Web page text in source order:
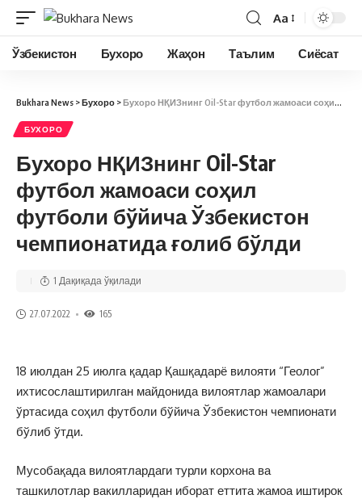
Aa
Ўзбекистон Бухоро Жаҳон Таълим Сиёсат
Bukhara News >Бухоро >Бухоро НҚИЗнинг Oil-Star футбол жамоаси соҳил футболи бўйича Ўзбекистон чемпионатида ғолиб бўлди
БУХОРО
Бухоро НҚИЗнинг Oil-Star
футбол жамоаси соҳил
футболи бўйича Ўзбекистон
чемпионатида ғолиб бўлди
27.07.2022 165
1 Дақиқада ўқилади
18 июлдан 25 июлга қадар Қашқадарё вилояти “Геолог”
ихтисослаштирилган майдонида вилоятлар жамоалари
ўртасида соҳил футболи бўйича Ўзбекистон чемпионати
бўлиб ўтди.
Мусобақада вилоятлардаги турли корхона ва
ташкилотлар вакилларидан иборат еттита жамоа иштирок